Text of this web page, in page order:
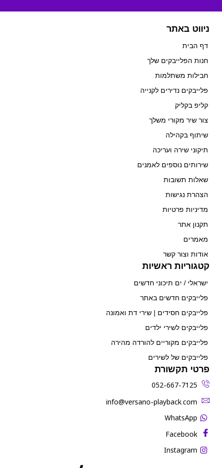
ניווט באתר
דף הבית
חנות הפלייבקים שלך
חבילות משתלמות
פלייבקים נדירים לקנייה
קליפ בקליק
צור שיר מקורי משלך
שיתוף בקהילה
תיקוני שירה ועריכה
שירותים נוספים לאמנים
שאלות תשובות
הצהרת נגישות
מדיניות פרטיות
תקנון אתר
מאמרים
אודות וצור קשר
קטגוריות ראשיות
ישראלי / ים תיכוני חדשים
פלייבקים חדשים באתר
פלייבקים חסידים | שירי דת ואמונה
פלייבקים לשירי ילדים
פלייבקים מקוריים להורדה מהירה
פלייבקים של לשירים
פרטי תקשורת
052-667-7125
‫info@versano-playback.com‬
WhatsApp
Facebook
Instagram